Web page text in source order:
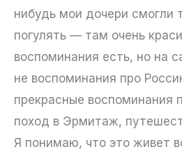
нибудь мои дочери смогли
погулять — там очень
воспоминания есть, но на
не воспоминания про
прекрасные воспоминания
поход в Эрмитаж,
Я понимаю, что это живет